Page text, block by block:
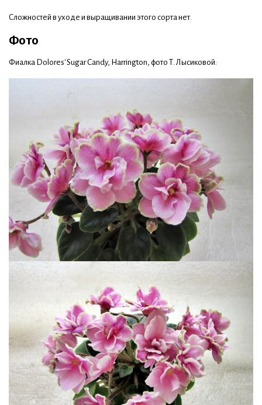
Сложностей в уходе и выращивании этого сорта нет.
Фото
Фиалка Dolores' Sugar Candy, Harrington, фото Т. Лысиковой: